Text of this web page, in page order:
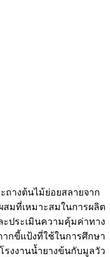
ถางต้นไม้ย่อยสลายจาก
ที่เหมาะสมในการผลิต
ะเมินความคุ้มค่าทาง
กขี้แป้งที่ใช้ในการศึกษา
งานน้ำยางข้นกับมูลวัว